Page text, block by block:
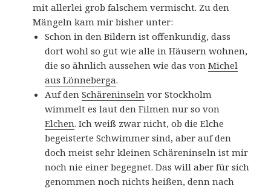
mit allerlei grob falschem vermischt. Zu den
Mängeln kam mir bisher unter:
Schon in den Bildern ist offenkundig, dass
dort wohl so gut wie alle in Häusern wohnen,
die so ähnlich aussehen wie das vonMichel
aus Lönneberga.
Auf denSchäreninseln vor Stockholm
wimmelt es laut den Filmen nur so von
Elchen. Ich weiß zwar nicht, ob die Elche
begeisterte Schwimmer sind, aber auf den
doch meist sehr kleinen Schäreninseln ist mir
noch nie einer begegnet. Das will aber für sich
genommen noch nichts heißen, denn nach